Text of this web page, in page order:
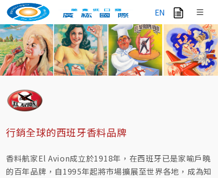
EN
行銷全球的西班牙香料品牌
香料航家El Avion成立於1918年，在西班牙已是家喻戶曉
的百年品牌，自1995年起將市場擴展至世界各地，成為知